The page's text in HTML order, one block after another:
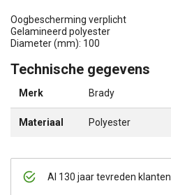
Al 130 jaar tevreden klanten
Oogbescherming verplicht
Gelamineerd polyester
Diameter (mm): 100
Technische gegevens
Merk Brady
Materiaal Polyester